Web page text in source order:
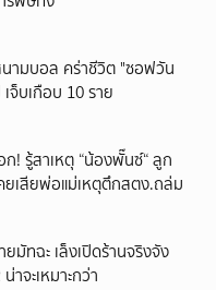
ามบอล คร่าชีวิต "ซอฟวัน
จ็บเกือบ 10 ราย
ก! รู้สาเหตุ “น้องพั๊นซ์“ ลูก
เสียพ่อแม่เหตุตึกสตง.ถล่ม
มัทฉะ เล็งเปิดร้านจริงจัง
าจะเหมาะกว่า